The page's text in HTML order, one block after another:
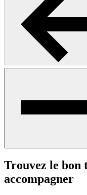
Trouvez le
accompagner